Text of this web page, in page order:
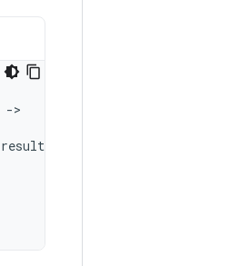
->
result